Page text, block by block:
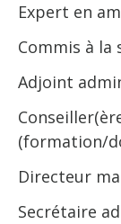
Expert en
Commis à la
Adjoint
(formation/
Directeur
Secrétaire